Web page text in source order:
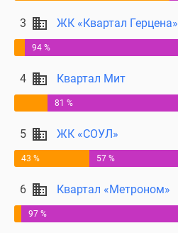
Готовые
коттеджные
поселки
Строящиеся
коттеджные
поселки
Коттеджные
Коттеджные
поселки
3 ЖК «Квартал Герцена»
94 %
4 Квартал Мит
81 %
5 ЖК «СОУЛ»
43 % 57 %
6 Квартал «Метроном»
97 %